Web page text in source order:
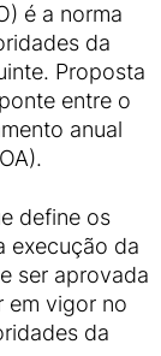
é a norma
da
Proposta
entre o
anual
define os
execução da
ser aprovada
em vigor no
da